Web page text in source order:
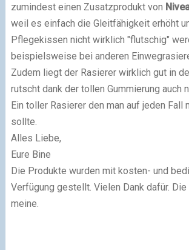
zumindest einen Zusatzprodukt von
weil es einfach die Gleitfähigkeit erhöht
Pflegekissen nicht wirklich "flutschig"
beispielsweise bei anderen
Zudem liegt der Rasierer wirklich gut in
rutscht dank der tollen Gummierung auch
Ein toller Rasierer den man auf jeden Fall
sollte.
Alles Liebe,
Eure Bine
Die Produkte wurden mit kosten- und
Verfügung gestellt. Vielen Dank dafür.
meine.